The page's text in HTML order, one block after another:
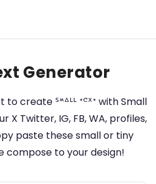
Generator
create ᔆᔿᐞᒻᒻ ᐩᕪᕽᐩ with Small
X Twitter, IG, FB, WA, profiles,
paste these small or tiny
compose to your design!